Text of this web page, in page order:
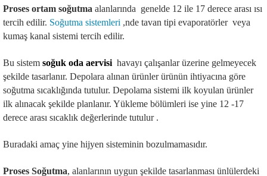
Proses ortam soğutma alanlarında genelde 12 ile 17 derece arası ısı
tercih edilir. Soğutma sistemleri ,nde tavan tipi evaporatörler veya
kumaş kanal sistemi tercih edilir.
Bu sistem soğuk oda aervisi havayı çalışanlar üzerine gelmeyecek
şekilde tasarlanır. Depolara alınan ürünler ürünün ihtiyacına göre
soğutma sıcaklığında tutulur. Depolama sistemi ilk koyulan ürünler
ilk alınacak şekilde planlanır. Yükleme bölümleri ise yine 12 -17
derece arası sıcaklık değerlerinde tutulur .
Buradaki amaç yine hijyen sisteminin bozulmamasıdır.
Proses Soğutma, alanlarının uygun şekilde tasarlanması ünlülerdeki